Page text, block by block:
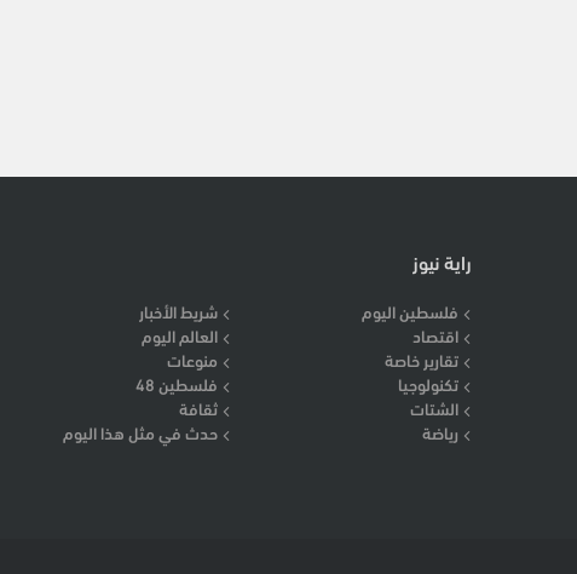
راية نيوز
فلسطين اليوم
شريط الأخبار
اقتصاد
العالم اليوم
تقارير خاصة
منوعات
تكنولوجيا
فلسطين 48
الشتات
ثقافة
رياضة
حدث في مثل هذا اليوم